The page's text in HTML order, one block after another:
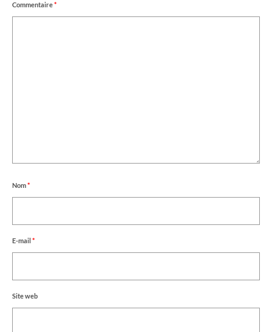
Commentaire*
Nom*
E-mail *
Site web